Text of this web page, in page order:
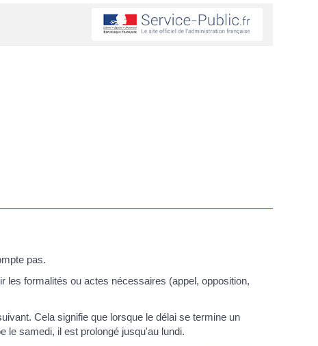
pas.
les formalités ou actes nécessaires (appel, opposition,
Cela signifie que lorsque le délai se termine un
le samedi, il est prolongé jusqu'au lundi.